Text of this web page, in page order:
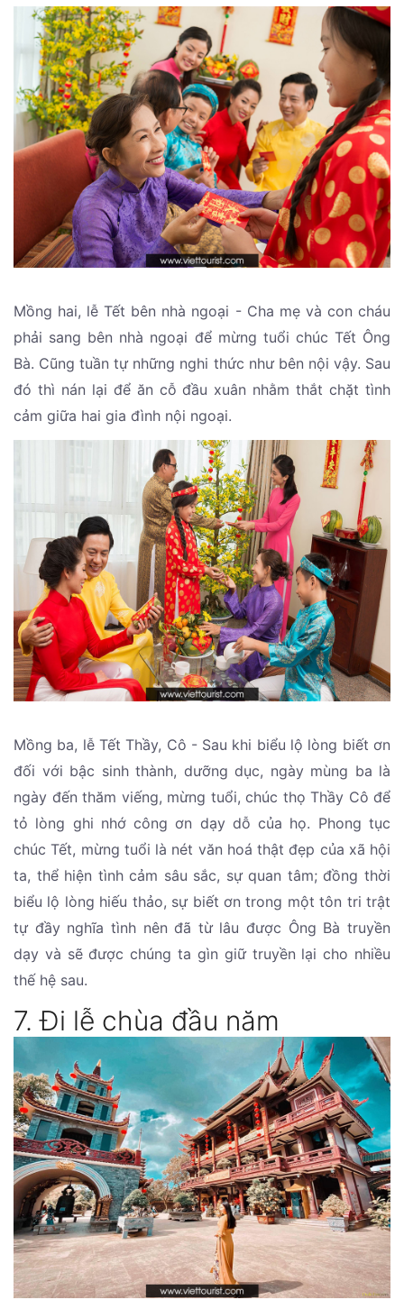
Mồng hai, lễ Tết bên nhà ngoại - Cha mẹ và con cháu
phải sang bên nhà ngoại để mừng tuổi chúc Tết Ông
Bà. Cũng tuần tự những nghi thức như bên nội vậy. Sau
đó thì nán lại để ăn cỗ đầu xuân nhằm thắt chặt tình
cảm giữa hai gia đình nội ngoại.
Mồng ba, lễ Tết Thầy, Cô - Sau khi biểu lộ lòng biết ơn
đối với bậc sinh thành, dưỡng dục, ngày mùng ba là
ngày đến thăm viếng, mừng tuổi, chúc thọ Thầy Cô để
tỏ lòng ghi nhớ công ơn dạy dỗ của họ. Phong tục
chúc Tết, mừng tuổi là nét văn hoá thật đẹp của xã hội
ta, thể hiện tình cảm sâu sắc, sự quan tâm; đồng thời
biểu lộ lòng hiếu thảo, sự biết ơn trong một tôn tri trật
tự đầy nghĩa tình nên đã từ lâu được Ông Bà truyền
dạy và sẽ được chúng ta gìn giữ truyền lại cho nhiều
thế hệ sau.
7. Đi lễ chùa đầu năm